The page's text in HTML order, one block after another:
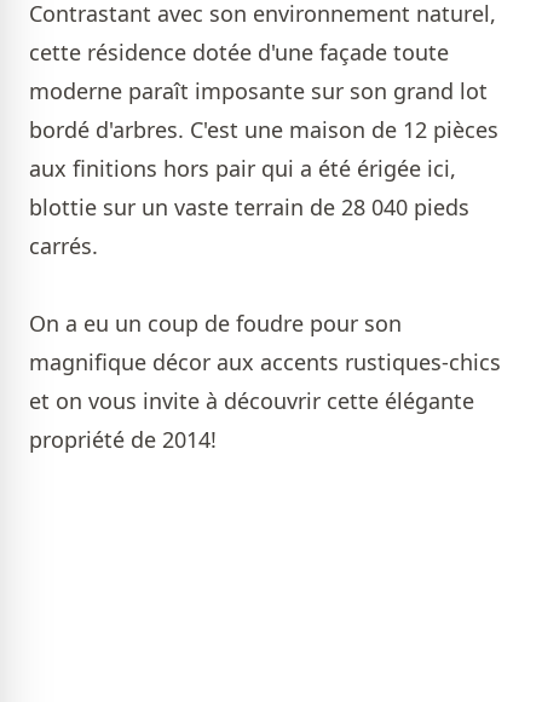
Contrastant avec son environnement naturel,
cette résidence dotée d'une façade toute
moderne paraît imposante sur son grand lot
bordé d'arbres. C'est une maison de 12 pièces
aux finitions hors pair qui a été érigée ici,
blottie sur un vaste terrain de 28 040 pieds
carrés.
On a eu un coup de foudre pour son
magnifique décor aux accents rustiques-chics
et on vous invite à découvrir cette élégante
propriété de 2014!